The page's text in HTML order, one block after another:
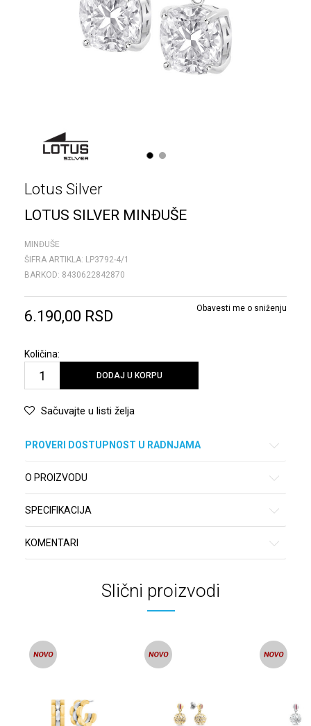
1 2
Lotus Silver
LOTUS SILVER MINĐUŠE
MINĐUŠE
ŠIFRA ARTIKLA: LP3792-4/1
BARKOD: 8430622842870
6.190,00 RSD Obavesti me o sniženju
Količina:
DODAJ U KORPU
Sačuvajte u listi želja
PROVERI DOSTUPNOST U RADNJAMA
O PROIZVODU
SPECIFIKACIJA
KOMENTARI
Slični proizvodi